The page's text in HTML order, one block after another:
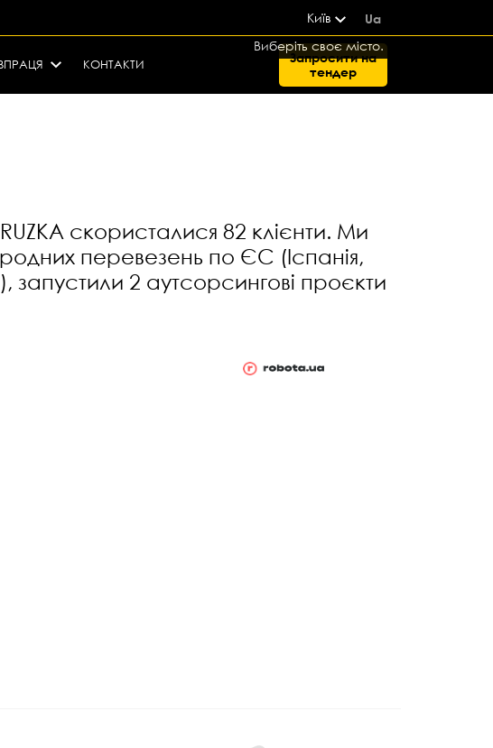
Київ Ua
КОНТАКТИ
Запросити на
тендер
скористалися 82 клієнти. Ми
перевезень по ЄС (Іспанія,
запустили 2 аутсорсингові проєкти
Виберіть своє місто.